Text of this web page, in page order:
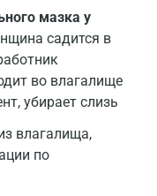
мазка у
садится в
во влагалище
убирает слизь
влагалища,
по